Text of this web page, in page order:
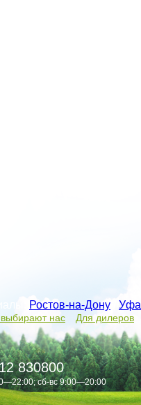
Ростов-на-Дону Уфа
нас Для дилеров
830800
сб-вс 9:00—20:00